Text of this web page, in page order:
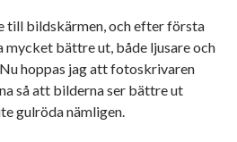
till bildskärmen, och efter första
mycket bättre ut, både ljusare och
hoppas jag att fotoskrivaren
så att bilderna ser bättre ut
gulröda nämligen.